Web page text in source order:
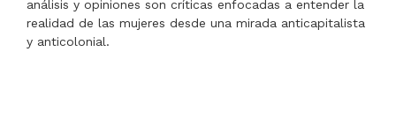
análisis y opiniones son críticas enfocadas a entender la
realidad de las mujeres desde una mirada anticapitalista
y anticolonial.